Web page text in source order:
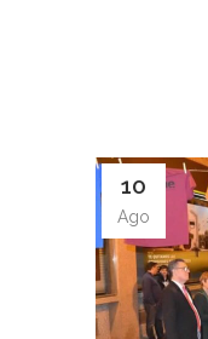
10
Ago